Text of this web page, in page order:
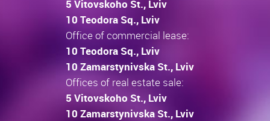
5 Vitovskoho St., Lviv
10 Teodora Sq., Lviv
Office of commercial lease:
10 Teodora Sq., Lviv
10 Zamarstynivska St., Lviv
Offices of real estate sale:
5 Vitovskoho St., Lviv
10 Zamarstynivska St., Lviv